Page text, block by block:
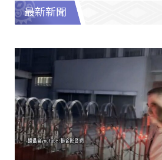
最新新聞